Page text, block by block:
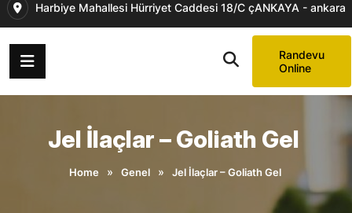
Harbiye Mahallesi Hürriyet Caddesi 18/C çANKAYA - ankara
Randevu
Online
Jel İlaçlar – Goliath Gel
Home » Genel » Jel İlaçlar – Goliath Gel